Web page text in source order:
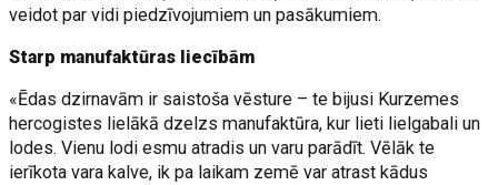
veidot par vidi piedzīvojumiem un pasākumiem.
Starp manufaktūras liecībām
«Ēdas dzirnavām ir saistoša vēsture – te bijusi Kurzemes
hercogistes lielākā dzelzs manufaktūra, kur lieti lielgabali un
lodes. Vienu lodi esmu atradis un varu parādīt. Vēlāk te
ierīkota vara kalve, ik pa laikam zemē var atrast kādus